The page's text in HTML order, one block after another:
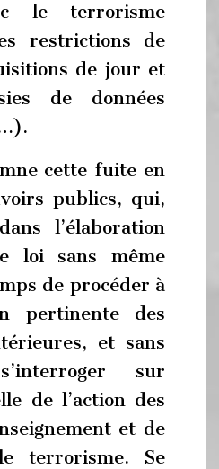
le terrorisme
restrictions de
de jour et
de données
cette fuite en
publics, qui,
l’élaboration
loi sans même
de procéder à
pertinente des
et sans
sur
de l’action des
et de
terrorisme. Se